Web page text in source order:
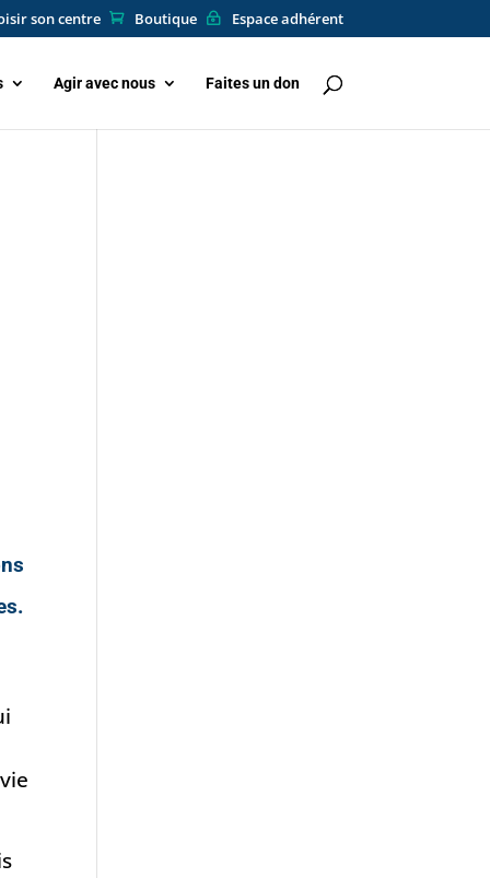
son centre Boutique Espace adhérent
Agir avec nous Faites un don